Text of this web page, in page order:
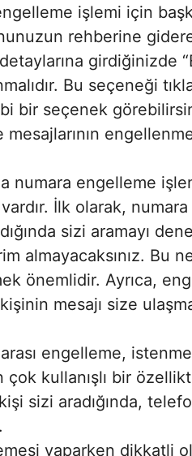
işlemi için
rehberine
girdiğinizde
Bu seçeneği
bir seçenek
mesajlarının
numara engelleme
İlk olarak, numara
sizi aramayı
almayacaksınız. Bu
önemlidir. Ayrıca,
mesajı size
engelleme,
kullanışlı bir
sizi aradığında,
yaparken dikkatli